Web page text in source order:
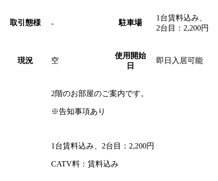
取引態様 - 駐車場
1台賃料込み、
2台目：2,200円
現況 空
使用開始
日
即日入居可能
2階のお部屋のご案内です。
※告知事項あり
1台賃料込み、2台目：2,200円
CATV料：賃料込み